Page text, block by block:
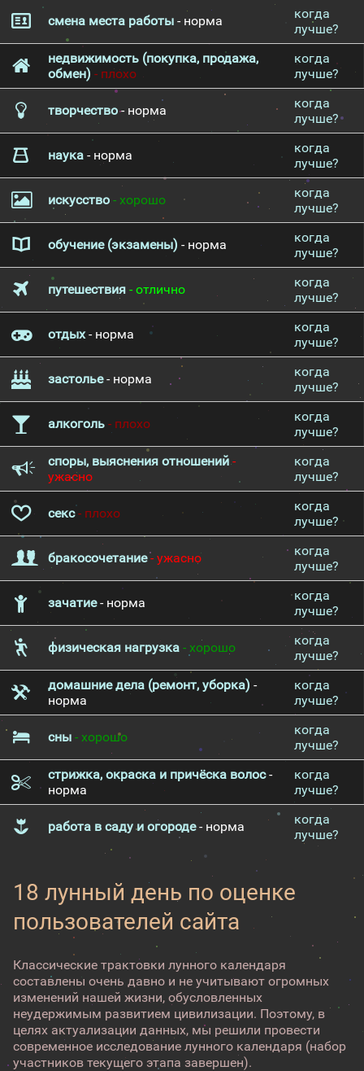
смена места работы - норма
когда
лучше?
недвижимость (покупка, продажа,
обмен) - плохо
когда
лучше?
творчество- норма
когда
лучше?
наука - норма
когда
лучше?
искусство - хорошо
когда
лучше?
обучение (экзамены) - норма
когда
лучше?
путешествия - отлично
когда
лучше?
отдых- норма
когда
лучше?
застолье- норма
когда
лучше?
алкоголь - плохо
когда
лучше?
споры, выяснения отношений-
ужасно
когда
лучше?
секс- плохо
когда
лучше?
бракосочетание- ужасно
когда
лучше?
зачатие- норма
когда
лучше?
физическая нагрузка - хорошо
когда
лучше?
домашние дела (ремонт, уборка) -
норма
когда
лучше?
сны - хорошо
когда
лучше?
стрижка, окраска и причёска волос-
норма
когда
лучше?
работа в саду и огороде- норма
когда
лучше?
18 лунный день по оценке
пользователей сайта
Классические трактовки лунного календаря
составлены очень давно и не учитывают огромных
изменений нашей жизни, обусловленных
неудержимым развитием цивилизации. Поэтому, в
целях актуализации данных, мы решили провести
современное исследование лунного календаря (набор
участников текущего этапа завершен).